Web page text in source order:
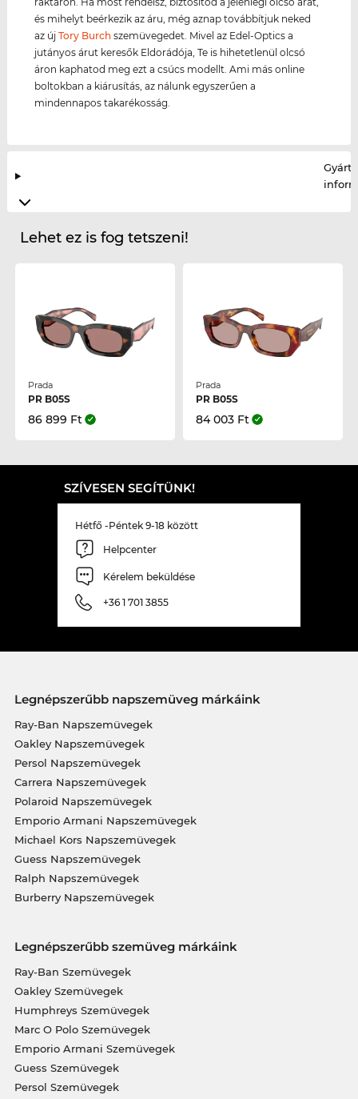
és mihelyt beérkezik az áru, még aznap továbbítjuk neked
az újTory Burch szemüvegedet. Mivel az Edel-Optics a
jutányos árut keresők Eldorádója, Te is hihetetlenül olcsó
áron kaphatod meg ezt a csúcs modellt. Ami más online
boltokban a kiárusítás, az nálunk egyszerűen a
mindennapos takarékosság.
Lehet ez is fog tetszeni!
Prada
PR B05S
86 899 Ft
Prada
PR B05S
84 003 Ft
SZÍVESEN SEGÍTÜNK!
Hétfő -Péntek 9-18 között
Helpcenter
Kérelem beküldése
+36 1 701 3855
Legnépszerűbb napszemüveg márkáink
Ray-Ban Napszemüvegek
Oakley Napszemüvegek
Persol Napszemüvegek
Carrera Napszemüvegek
Polaroid Napszemüvegek
Emporio Armani Napszemüvegek
Michael Kors Napszemüvegek
Guess Napszemüvegek
Ralph Napszemüvegek
Burberry Napszemüvegek
Legnépszerűbb szemüveg márkáink
Ray-Ban Szemüvegek
Oakley Szemüvegek
Humphreys Szemüvegek
Marc O Polo Szemüvegek
Emporio Armani Szemüvegek
Guess Szemüvegek
Persol Szemüvegek